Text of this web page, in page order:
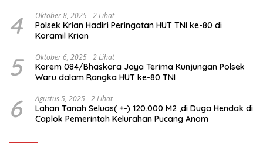
4 Oktober 8, 2025 2 Lihat
Polsek Krian Hadiri Peringatan HUT TNI ke-80 di
Koramil Krian
5 Oktober 6, 2025 2 Lihat
Korem 084/Bhaskara Jaya Terima Kunjungan Polsek
6 Agustus 5, 2025 2 Lihat
Lahan Tanah Seluas( +-) 120.000 M2 ,di Duga Hendak di
Caplok Pemerintah Kelurahan Pucang Anom